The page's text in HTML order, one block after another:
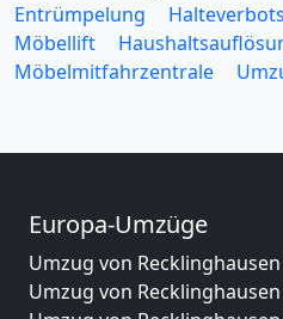
Entrümpelung
Möbellift
Möbelmitfahrzentrale
Europa-Umzüge
Umzug von
Umzug von